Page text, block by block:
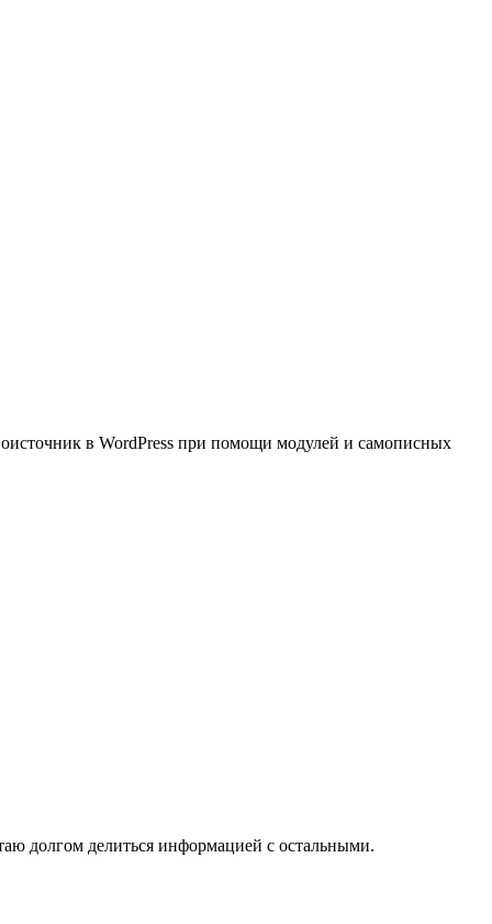
в WordPress при помощи модулей и самописных
долгом делиться информацией с остальными.